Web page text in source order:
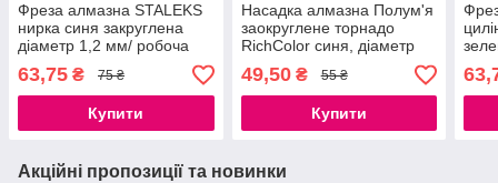
Фреза алмазна STALEKS
нирка синя закруглена
діаметр 1,2 мм/ робоча
частина 3 мм
63,75 ₴ 75 ₴
Купити
Насадка алмазна Полум'я
заокруглене торнадо
RichColor синя, діаметр
2.3 мм, довжина 10 мм
49,50₴ 55 ₴
Купити
Акційні пропозиції та новинки